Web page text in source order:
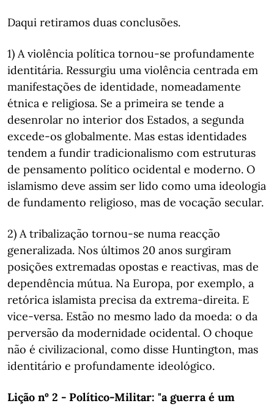
Daqui retiramos duas conclusões.
1) A violência política tornou-se profundamente
identitária. Ressurgiu uma violência centrada em
manifestações de identidade, nomeadamente
étnica e religiosa. Se a primeira se tende a
desenrolar no interior dos Estados, a segunda
excede-os globalmente. Mas estas identidades
tendem a fundir tradicionalismo com estruturas
de pensamento político ocidental e moderno. O
islamismo deve assim ser lido como uma ideologia
de fundamento religioso, mas de vocação secular.
2) A tribalização tornou-se numa reacção
generalizada. Nos últimos 20 anos surgiram
posições extremadas opostas e reactivas, mas de
dependência mútua. Na Europa, por exemplo, a
retórica islamista precisa da extrema-direita. E
vice-versa. Estão no mesmo lado da moeda: o da
perversão da modernidade ocidental. O choque
não é civilizacional, como disse Huntington, mas
identitário e profundamente ideológico.
Lição nº 2 - Político-Militar: "a guerra é um